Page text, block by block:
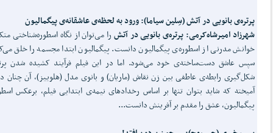
پرتره‌ی بانویی در آتش (سِلین سیاما): ورود به لحظه‌ی عاشقانه‌ی پیگمالیون
شهرزاد امیرشاه‌کرمی: پرتره‌ی بانویی در آتش را می‌توان از نگاه اسطوره‌شناختی
خوانش مدرنی از اسطوره‌ی پیگمالیون دانست. پیگمالیون ابتدا مجسمه را خلق
سپس عاشق دست‌ساخته‌ی خود می‌شود. اما در این فیلم فرآیند کشیده شدن
شکل‌گیری رابطه‌ی عاطفی بین زن نقاش (ماریان) و بانوی مدل (هلوییز)، آن چنان
آمیخته که شاید بتوان تنها بر اساس رخدادهای نیمه‌ی ابتدایی فیلم، برعکس
پیگمالیون، عشق را مقدم بر آفرینش دانست...